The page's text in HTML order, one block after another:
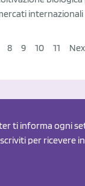
internazionali
8 9 10 11
ti informa ogni
per ricevere